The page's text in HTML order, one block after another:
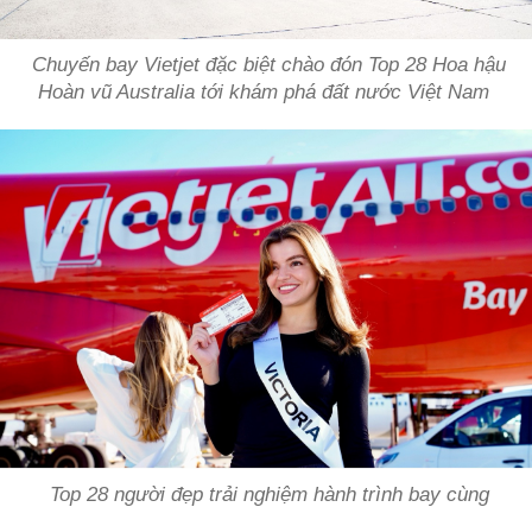
Chuyến bay Vietjet đặc biệt chào đón Top 28 Hoa hậu
Hoàn vũ Australia tới khám phá đất nước Việt Nam
Top 28 người đẹp trải nghiệm hành trình bay cùng